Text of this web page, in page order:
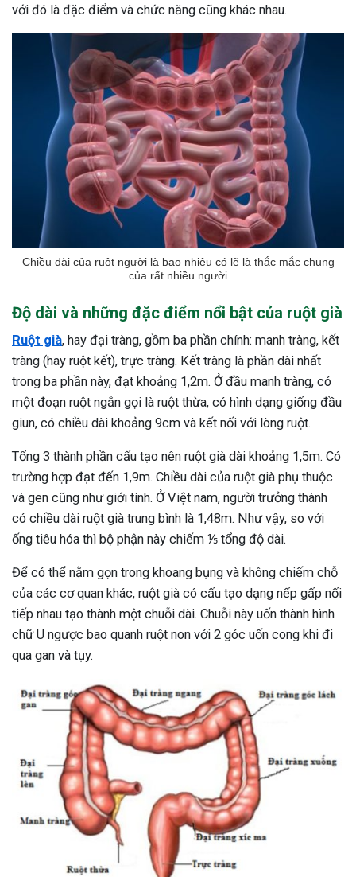
Sau Sinh Có Tự Khỏi
Thông Tin Cần Biết
sau sinh là tình trạng viêm da
phổ biến, khiến đôi bàn tay,
của chị em trở nên khô...
với đó là đặc điểm và chức năng cũng khác nhau.
Chiều dài của ruột người là bao nhiêu có lẽ là thắc mắc chung
của rất nhiều người
Độ dài và những đặc điểm nổi bật của ruột già
Ruột già, hay đại tràng, gồm ba phần chính: manh tràng, kết
tràng (hay ruột kết), trực tràng. Kết tràng là phần dài nhất
trong ba phần này, đạt khoảng 1,2m. Ở đầu manh tràng, có
một đoạn ruột ngắn gọi là ruột thừa, có hình dạng giống đầu
giun, có chiều dài khoảng 9cm và kết nối với lòng ruột.
Tổng 3 thành phần cấu tạo nên ruột già dài khoảng 1,5m. Có
trường hợp đạt đến 1,9m. Chiều dài của ruột già phụ thuộc
và gen cũng như giới tính. Ở Việt nam, người trưởng thành
có chiều dài ruột già trung bình là 1,48m. Như vậy, so với
ống tiêu hóa thì bộ phận này chiếm ⅕ tổng độ dài.
Để có thể nằm gọn trong khoang bụng và không chiếm chỗ
của các cơ quan khác, ruột già có cấu tạo dạng nếp gấp nối
tiếp nhau tạo thành một chuỗi dài. Chuỗi này uốn thành hình
chữ U ngược bao quanh ruột non với 2 góc uốn cong khi đi
qua gan và tụy.